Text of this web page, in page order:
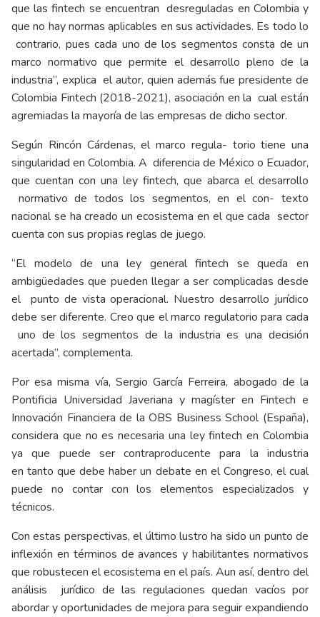
que las fintech se encuentran desreguladas en Colombia y
que no hay normas aplicables en sus actividades. Es todo lo
contrario, pues cada uno de los segmentos consta de un
marco normativo que permite el desarrollo pleno de la
industria”, explica el autor, quien además fue presidente de
Colombia Fintech (2018-2021), asociación en la cual están
agremiadas la mayoría de las empresas de dicho sector.
Según Rincón Cárdenas, el marco regula- torio tiene una
singularidad en Colombia. A diferencia de México o Ecuador,
que cuentan con una ley fintech, que abarca el desarrollo
normativo de todos los segmentos, en el con- texto
nacional se ha creado un ecosistema en el que cada sector
cuenta con sus propias reglas de juego.
“El modelo de una ley general fintech se queda en
ambigüedades que pueden llegar a ser complicadas desde
el punto de vista operacional. Nuestro desarrollo jurídico
debe ser diferente. Creo que el marco regulatorio para cada
uno de los segmentos de la industria es una decisión
acertada”, complementa.
Por esa misma vía, Sergio García Ferreira, abogado de la
Pontificia Universidad Javeriana y magíster en Fintech e
Innovación Financiera de la OBS Business School (España),
considera que no es necesaria una ley fintech en Colombia
ya que puede ser contraproducente para la industria
en tanto que debe haber un debate en el Congreso, el cual
puede no contar con los elementos especializados y
técnicos.
Con estas perspectivas, el último lustro ha sido un punto de
inflexión en términos de avances y habilitantes normativos
que robustecen el ecosistema en el país. Aun así, dentro del
análisis jurídico de las regulaciones quedan vacíos por
abordar y oportunidades de mejora para seguir expandiendo